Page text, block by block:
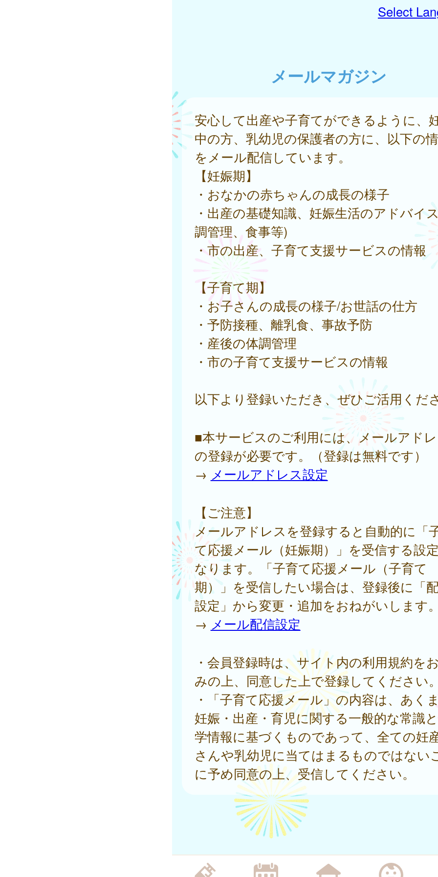
Select
メールマガジン
安心して出産や子育てができるように、
中の方、乳幼児の保護者の方に、以下の
をメール配信しています。
【妊娠期】
・おなかの赤ちゃんの成長の様子
・出産の基礎知識、妊娠生活のアドバイ
調管理、食事等)
・市の出産、子育て支援サービスの情報
【子育て期】
・お子さんの成長の様子/お世話の仕方
・予防接種、離乳食、事故予防
・産後の体調管理
・市の子育て支援サービスの情報
以下より登録いただき、ぜひご活用くだ
■本サービスのご利用には、メールアド
の登録が必要です。（登録は無料です）
→ メールアドレス設定
【ご注意】
メールアドレスを登録すると自動的に「
て応援メール（妊娠期）」を受信する設
なります。「子育て応援メール（子育て
期）」を受信したい場合は、登録後に「
設定」から変更・追加をおねがいします
→ メール配信設定
・会員登録時は、サイト内の利用規約を
みの上、同意した上で登録してください
・「子育て応援メール」の内容は、あく
妊娠・出産・育児に関する一般的な常識
学情報に基づくものであって、全ての妊
さんや乳幼児に当てはまるものではない
に予め同意の上、受信してください。